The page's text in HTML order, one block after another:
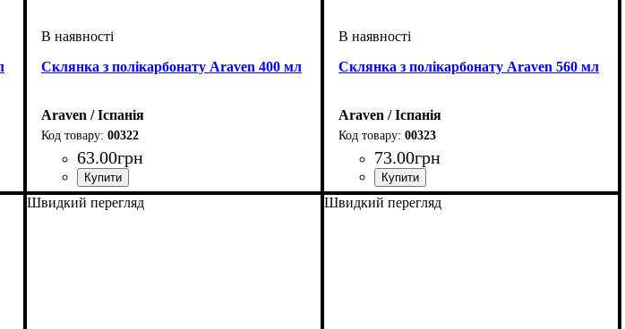
Склянка з полікарбонату Araven 400 мл
Araven / Іспанія
00322
63.00грн
Склянка з полікарбонату Araven 560 мл
Araven / Іспанія
00323
73.00грн
Швидкий перегляд Швидкий перегляд